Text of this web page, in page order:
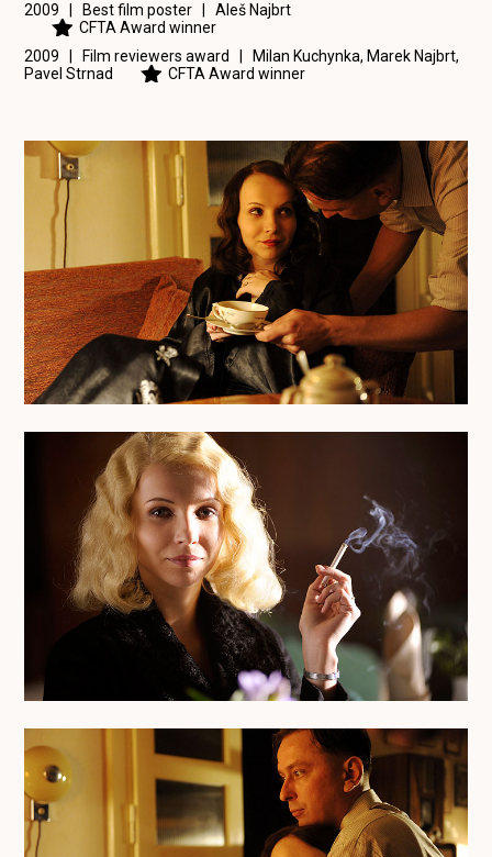
2009 | Best film poster |Aleš Najbrt
CFTA Award winner
2009 | Film reviewers award | Milan Kuchynka, Marek Najbrt,
Pavel Strnad
CFTA Award winner